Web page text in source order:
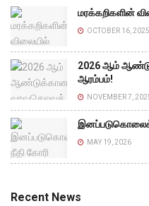
மரக்கறிகளின்
OCTOBER 16, 2025
2026 ஆம்
ஆரம்பம்!
NOVEMBER 7,
MAY 19, 2026
Recent News